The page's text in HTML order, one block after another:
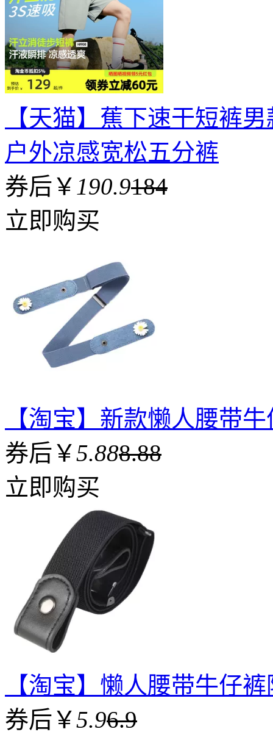
【天猫】蕉下速干短裤
户外凉感宽松五分裤
券后￥ 190.9184
立即购买
【淘宝】新款懒人腰带
券后￥5.888.88
立即购买
【淘宝】懒人腰带牛仔
券后￥5.96.9